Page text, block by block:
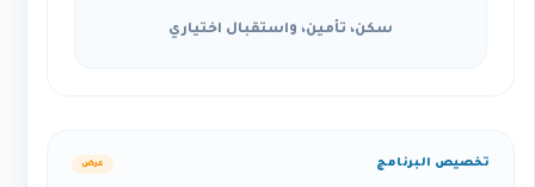
سكن، تأمين، واستقبال اختياري
تخصيص البرنامج عرض